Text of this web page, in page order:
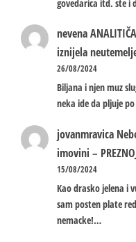
govedarica itd. ste i
nevena
iznijela
26/08/2024
Biljana i njen muz
neka ide da pljuje
jovanmravica
imovini –
15/08/2024
Kao drasko jelena i
sam posten plate
nemacke!…